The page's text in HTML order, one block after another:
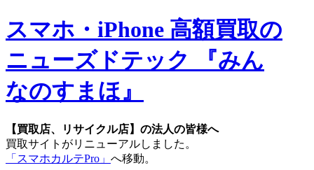
スマホ・iPhone 高額買取の
ニューズドテック 『みん
なのすまほ』
【買取店、リサイクル店】の法人の皆様へ
買取サイトがリニューアルしました。
「スマホカルテPro」 へ移動。